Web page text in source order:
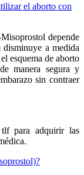
el aborto con
depende
a medida
esquema de aborto
manera segura y
sin contraer
para adquirir las